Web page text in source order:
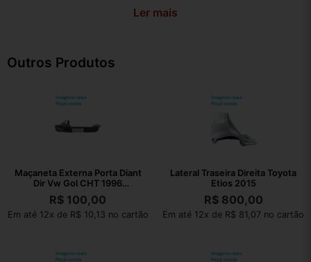
Ler mais
Outros Produtos
Maçaneta Externa Porta Diant
Dir Vw Gol CHT 1996
377837205
R$ 100,00
Em até 12x de R$ 10,13 no cartão
Lateral Traseira Direita Toyota
Etios 2015
R$800,00
Em até 12x de R$ 81,07 no cartão